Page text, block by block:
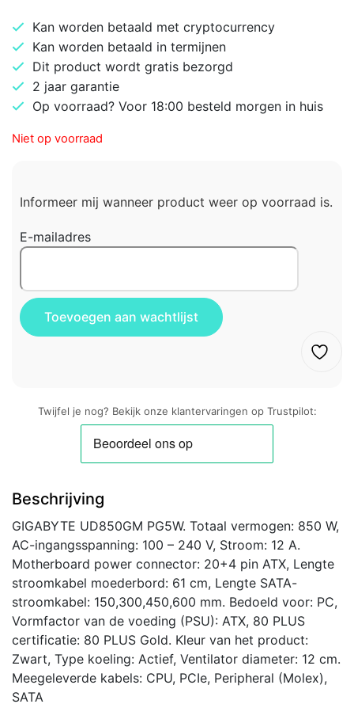
Kan worden betaald met cryptocurrency
Kan worden betaald in termijnen
Dit product wordt gratis bezorgd
2 jaar garantie
Op voorraad? Voor 18:00 besteld morgen in huis
Niet op voorraad
Informeer mij wanneer product weer op voorraad is.
E-mailadres
Twijfel je nog? Bekijk onze klantervaringen op Trustpilot:
Beschrijving
GIGABYTE UD850GM PG5W. Totaal vermogen: 850 W,
AC-ingangsspanning: 100 – 240 V, Stroom: 12 A.
Motherboard power connector: 20+4 pin ATX, Lengte
stroomkabel moederbord: 61 cm, Lengte SATA-
stroomkabel: 150,300,450,600 mm. Bedoeld voor: PC,
Vormfactor van de voeding (PSU): ATX, 80 PLUS
certificatie: 80 PLUS Gold. Kleur van het product:
Zwart, Type koeling: Actief, Ventilator diameter: 12 cm.
Meegeleverde kabels: CPU, PCIe, Peripheral (Molex),
SATA